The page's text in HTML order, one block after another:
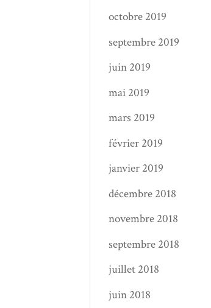
octobre 2019
septembre 2019
juin 2019
mai 2019
mars 2019
février 2019
janvier 2019
décembre 2018
novembre 2018
septembre 2018
juillet 2018
juin 2018